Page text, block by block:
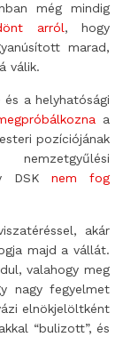
még mindig
arról, hogy
marad,
válik.
a helyhatósági
a
pozíciójának
DSKnem fog
akár
majd a vállát.
valahogy meg
nagy fegyelmet
elnökjelöltként
“bulizott”, és